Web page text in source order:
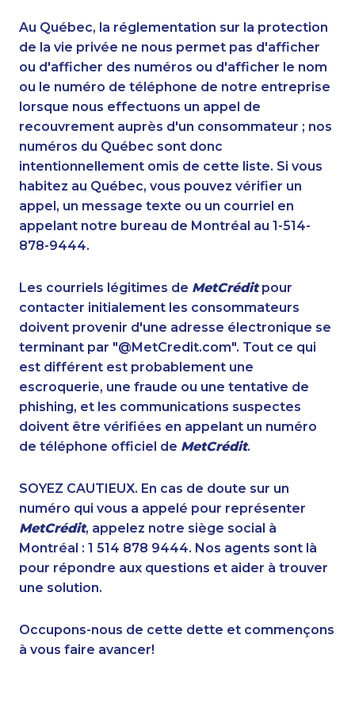
1-778-589-5286
1-587-543-0710
1-902-482-1879
1-587-319-2158
1-403-306-0483
1-437-900-0359
1-888-969-8961
1-587-543-0623
1-437-900-0352
1-437-900-0388
1-587-316-3325
1-902-482-9253
1-437-900-0347
1-780-421-5103
1-514-448-1564
1-416-208-7125
1-437-900-0394
1-514-448-1504
1-902-482-9269
1-902-482-1867
1-800-835-7094
1-647-722-9384
1-579-267-0756
1-902-482-9352
1-416-231-7896
1-780-421-5474
1-587-319-2160
1-778-589-7224
1-902-482-1301
1-437-900-0376
1-844-421-5102
1-587-328-6545
1-250-276-4110
1-780-900-8861
1-819-201-2120
1-902-482-2196
1-587-319-2102
1-437-900-0386
1-905-288-1054
1-587-328-6515
1-902-400-0795
1-587-318-0142
1-780-426-2842
1-902-482-1315
1-587-328-6614
1-416-916-0328
1-902-482-9178
Au Québec, la réglementation sur la protection
de la vie privée ne nous permet pas d'afficher
ou d'afficher des numéros ou d'afficher le nom
ou le numéro de téléphone de notre entreprise
lorsque nous effectuons un appel de
recouvrement auprès d'un consommateur ; nos
numéros du Québec sont donc
intentionnellement omis de cette liste. Si vous
habitez au Québec, vous pouvez vérifier un
appel, un message texte ou un courriel en
appelant notre bureau de Montréal au 1-514-
878-9444.
Les courriels légitimes de MetCréditpour
contacter initialement les consommateurs
doivent provenir d'une adresse électronique se
terminant par "@MetCredit.com". Tout ce qui
est différent est probablement une
escroquerie, une fraude ou une tentative de
phishing, et les communications suspectes
doivent être vérifiées en appelant un numéro
de téléphone officiel de MetCrédit.
SOYEZ CAUTIEUX. En cas de doute sur un
numéro qui vous a appelé pour représenter
MetCrédit, appelez notre siège social à
Montréal : 1 514 878 9444. Nos agents sont là
pour répondre aux questions et aider à trouver
une solution.
Occupons-nous de cette dette et commençons
à vous faire avancer!